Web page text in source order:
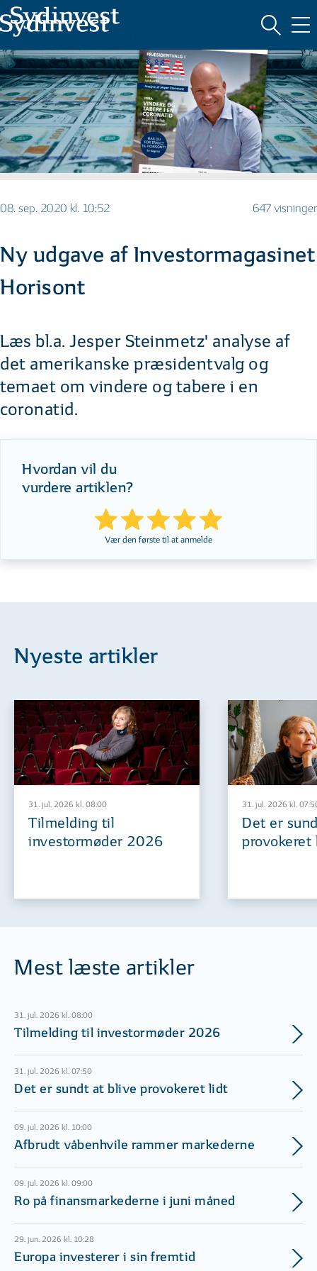
MARKEDSFØRINGSMATERIALE
08. sep. 2020 kl. 10:52 647 visninger
Ny udgave af Investormagasinet
Horisont
Læs bl.a. Jesper Steinmetz' analyse af
det amerikanske præsidentvalg og
temaet om vindere og tabere i en
coronatid.
Hvordan vil du
vurdere artiklen?
Vær den første til at anmelde
Nyeste artikler
31. jul. 2026 kl. 08:00
Tilmelding til
investormøder 2026
31. jul. 2026 kl.
Det er
provokeret
Mest læste artikler
31. jul. 2026 kl. 08:00
Tilmelding til investormøder 2026
31. jul. 2026 kl. 07:50
Det er sundt at blive provokeret lidt
09. jul. 2026 kl. 10:00
Afbrudt våbenhvile rammer markederne
09. jul. 2026 kl. 09:00
Ro på finansmarkederne i juni måned
29. jun. 2026 kl. 10:28
Europa investerer i sin fremtid